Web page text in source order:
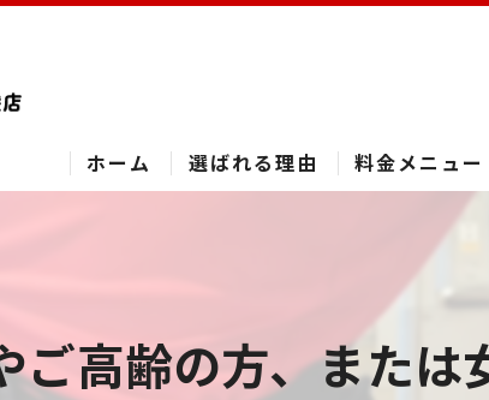
ホーム 選ばれる理由 料金メニュー
ご高齢の方、また